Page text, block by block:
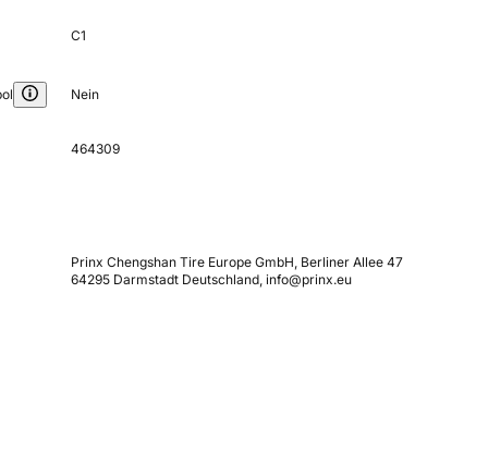
C1
Nein
464309
Prinx Chengshan Tire Europe GmbH, Berliner Allee 47
64295 Darmstadt Deutschland, info@prinx.eu